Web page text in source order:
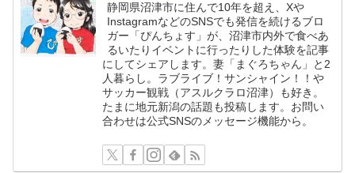
静岡県沼津市に住んで10年を超え、Xや
InstagramなどのSNSでも発信を続けるブロ
ガー「ぴんちょす」が、沼津市内外で食べあ
るいたりイベントに行ったりした体験を記事
にしてシェアします。妻「まぐろちゃん」と2
人暮らし。ラブライブ！サンシャイン！！や
サッカー観戦（アスルクラロ沼津）も好き。
たまに地元新潟の話題も投稿します。お問い
合わせは公式SNSのメッセージ機能から。